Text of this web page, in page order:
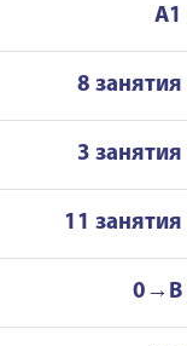
A1
8 занятия
3 занятия
11 занятия
0→B